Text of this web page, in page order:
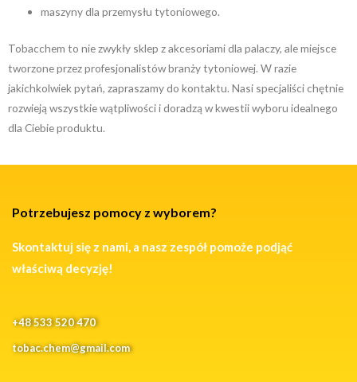
maszyny dla przemysłu tytoniowego.
Tobacchem to nie zwykły sklep z akcesoriami dla palaczy, ale miejsce
tworzone przez profesjonalistów branży tytoniowej. W razie
jakichkolwiek pytań, zapraszamy do kontaktu. Nasi specjaliści chętnie
rozwieją wszystkie wątpliwości i doradzą w kwestii wyboru idealnego
dla Ciebie produktu.
Potrzebujesz pomocy z wyborem?
Skontaktuj się z nami, a nasz zespół pomoże podjąć
właściwą decyzję!
+48 533 520 470
tobac.chem@gmail.com